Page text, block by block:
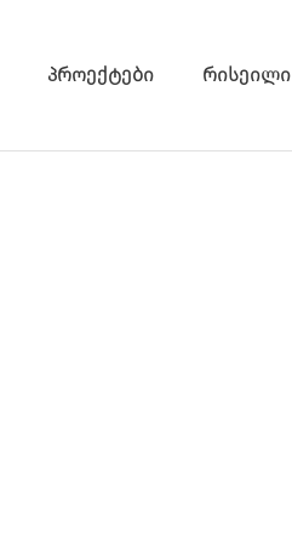
პროექტები რისეილი